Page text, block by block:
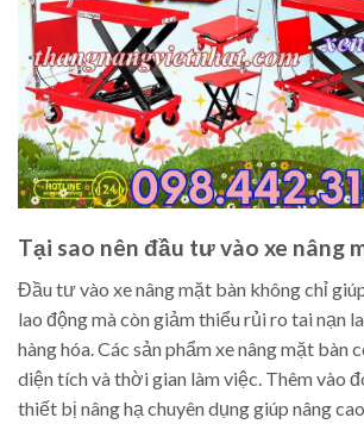
Tại sao nên đầu tư vào xe nâng
Đầu tư vào xe nâng mặt bàn không chỉ
lao động mà còn giảm thiểu rủi ro tai nạn
hàng hóa. Các sản phẩm xe nâng mặt bàn
diện tích và thời gian làm việc. Thêm vào
thiết bị nâng hạ chuyên dụng giúp nâng